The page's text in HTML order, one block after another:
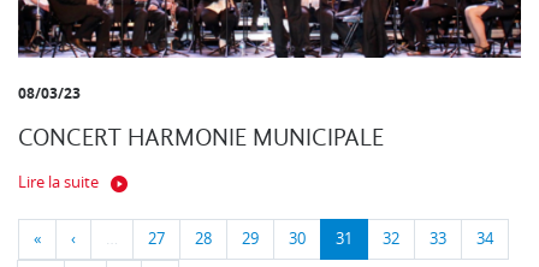
08/03/23
CONCERT HARMONIE MUNICIPALE
Lire la suite
« ‹ … 27 28 29 30 31 32 33 34